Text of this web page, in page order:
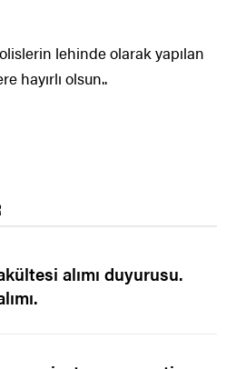
lehinde olarak yapılan
hayırlı olsun..
alımı duyurusu.